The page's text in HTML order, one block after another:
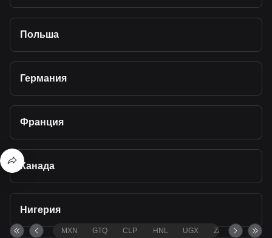
Польша
Германия
Франция
Канада
Нигерия
MXN GTQ CLP HNL UGX ZAR TND